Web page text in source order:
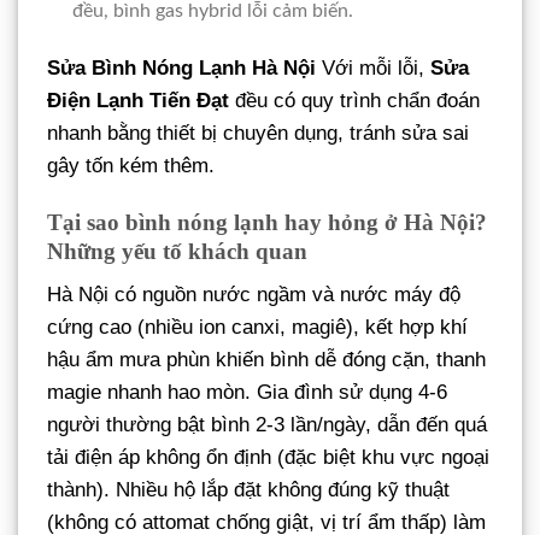
đều, bình gas hybrid lỗi cảm biến.
Sửa Bình Nóng Lạnh Hà Nội Với mỗi lỗi, Sửa
Điện Lạnh Tiến Đạt đều có quy trình chẩn đoán
nhanh bằng thiết bị chuyên dụng, tránh sửa sai
gây tốn kém thêm.
Tại sao bình nóng lạnh hay hỏng ở Hà Nội?
Những yếu tố khách quan
Hà Nội có nguồn nước ngầm và nước máy độ
cứng cao (nhiều ion canxi, magiê), kết hợp khí
hậu ẩm mưa phùn khiến bình dễ đóng cặn, thanh
magie nhanh hao mòn. Gia đình sử dụng 4-6
người thường bật bình 2-3 lần/ngày, dẫn đến quá
tải điện áp không ổn định (đặc biệt khu vực ngoại
thành). Nhiều hộ lắp đặt không đúng kỹ thuật
(không có attomat chống giật, vị trí ẩm thấp) làm